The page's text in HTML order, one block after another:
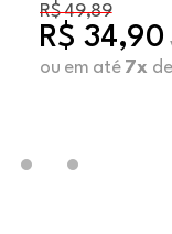
R$ 49,89
R$ 34,90
ou em até 7x